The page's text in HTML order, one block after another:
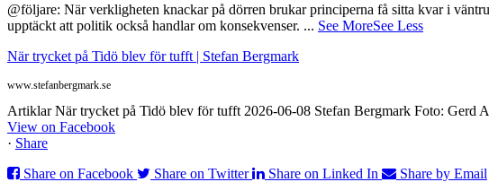
@följare: När verkligheten knackar på dörren brukar principerna få sitta kvar i
upptäckt att politik också handlar om konsekvenser. ... See MoreSee Less
När trycket på Tidö blev för tufft | Stefan Bergmark
www.stefanbergmark.se
Artiklar När trycket på Tidö blev för tufft 2026-06-08 Stefan Bergmark Foto: Gerd
View on Facebook
· Share
Share on Facebook
Share on Twitter Share on Linked In Share by Email